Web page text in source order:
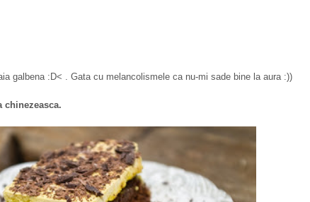
galbena :D< . Gata cu melancolismele ca nu-mi sade bine la aura :))
chinezeasca.